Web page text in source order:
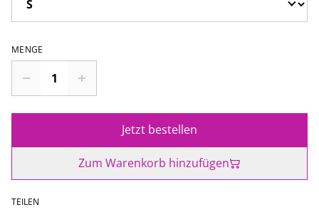
MENGE
Jetzt bestellen
Zum Warenkorb hinzufügen
TEILEN